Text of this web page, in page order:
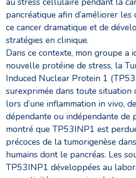
pancréatique afin d’améliorer les
ce cancer dramatique et de
stratégies en clinique.
Dans ce contexte, mon groupe a
nouvelle protéine de stress, la
Induced Nuclear Protein 1
surexprimée dans toute situation
lors d’une inflammation in vivo,
dépendante ou indépendante de
montré que TP53INP1 est
précoces de la tumorigenèse
humains dont le pancréas. Les
TP53INP1 développées au